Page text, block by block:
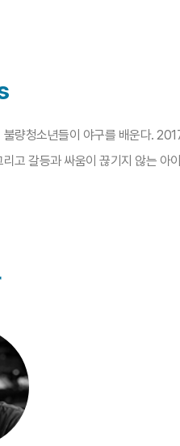
불량청소년들이 야구를 배운다.
고 갈등과 싸움이 끊기지 않는 아